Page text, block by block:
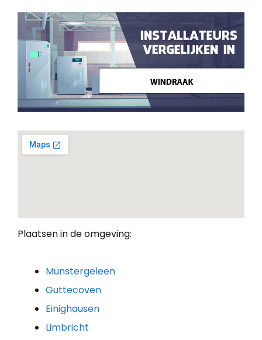
Plaatsen in de omgeving:
Munstergeleen
Guttecoven
Einighausen
Limbricht